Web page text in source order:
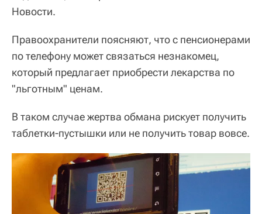
Новости.
Правоохранители поясняют, что с пенсионерами
по телефону может связаться незнакомец,
который предлагает приобрести лекарства по
"льготным" ценам.
В таком случае жертва обмана рискует получить
таблетки-пустышки или не получить товар вовсе.